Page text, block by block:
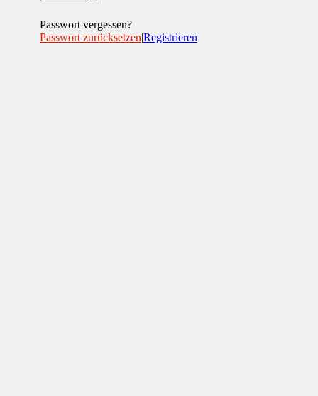
Passwort vergessen?
Passwort zurücksetzen|Registrieren